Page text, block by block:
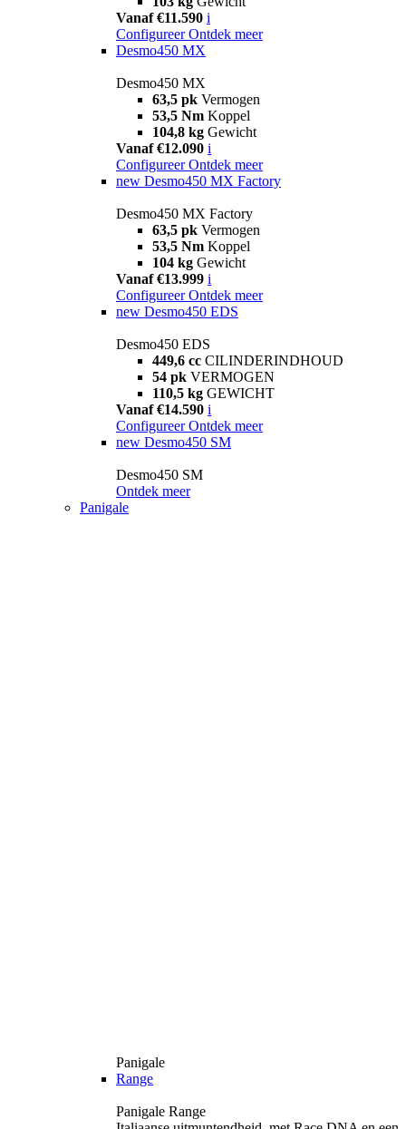
Vanaf €11.590 i
Configureer Ontdek meer
Desmo450 MX
Desmo450 MX
63,5 pk Vermogen
53,5 Nm Koppel
104,8 kg Gewicht
Vanaf €12.090 i
Configureer Ontdek meer
new Desmo450 MX Factory
Desmo450 MX Factory
63,5 pk Vermogen
53,5 Nm Koppel
104 kg Gewicht
Vanaf €13.999 i
Configureer Ontdek meer
new Desmo450 EDS
Desmo450 EDS
449,6 cc CILINDERINDHOUD
54 pk VERMOGEN
110,5 kg GEWICHT
Vanaf €14.590 i
Configureer Ontdek meer
new Desmo450 SM
Desmo450 SM
Ontdek meer
Panigale
Panigale
Range
Panigale Range